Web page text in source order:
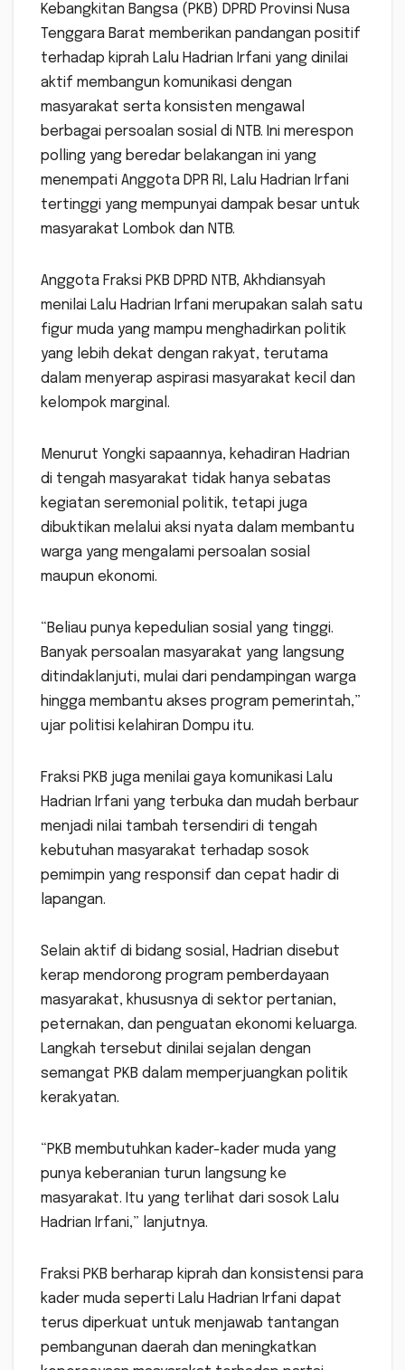
Kebangkitan Bangsa (PKB) DPRD Provinsi Nusa
Tenggara Barat memberikan pandangan positif
terhadap kiprah Lalu Hadrian Irfani yang dinilai
aktif membangun komunikasi dengan
masyarakat serta konsisten mengawal
berbagai persoalan sosial di NTB. Ini merespon
polling yang beredar belakangan ini yang
menempati Anggota DPR RI, Lalu Hadrian Irfani
tertinggi yang mempunyai dampak besar untuk
masyarakat Lombok dan NTB.
Anggota Fraksi PKB DPRD NTB, Akhdiansyah
menilai Lalu Hadrian Irfani merupakan salah satu
figur muda yang mampu menghadirkan politik
yang lebih dekat dengan rakyat, terutama
dalam menyerap aspirasi masyarakat kecil dan
kelompok marginal.
Menurut Yongki sapaannya, kehadiran Hadrian
di tengah masyarakat tidak hanya sebatas
kegiatan seremonial politik, tetapi juga
dibuktikan melalui aksi nyata dalam membantu
warga yang mengalami persoalan sosial
maupun ekonomi.
“Beliau punya kepedulian sosial yang tinggi.
Banyak persoalan masyarakat yang langsung
ditindaklanjuti, mulai dari pendampingan warga
hingga membantu akses program pemerintah,”
ujar politisi kelahiran Dompu itu.
Fraksi PKB juga menilai gaya komunikasi Lalu
Hadrian Irfani yang terbuka dan mudah berbaur
menjadi nilai tambah tersendiri di tengah
kebutuhan masyarakat terhadap sosok
pemimpin yang responsif dan cepat hadir di
lapangan.
Selain aktif di bidang sosial, Hadrian disebut
kerap mendorong program pemberdayaan
masyarakat, khususnya di sektor pertanian,
peternakan, dan penguatan ekonomi keluarga.
Langkah tersebut dinilai sejalan dengan
semangat PKB dalam memperjuangkan politik
kerakyatan.
“PKB membutuhkan kader-kader muda yang
punya keberanian turun langsung ke
masyarakat. Itu yang terlihat dari sosok Lalu
Hadrian Irfani,” lanjutnya.
Fraksi PKB berharap kiprah dan konsistensi para
kader muda seperti Lalu Hadrian Irfani dapat
terus diperkuat untuk menjawab tantangan
pembangunan daerah dan meningkatkan